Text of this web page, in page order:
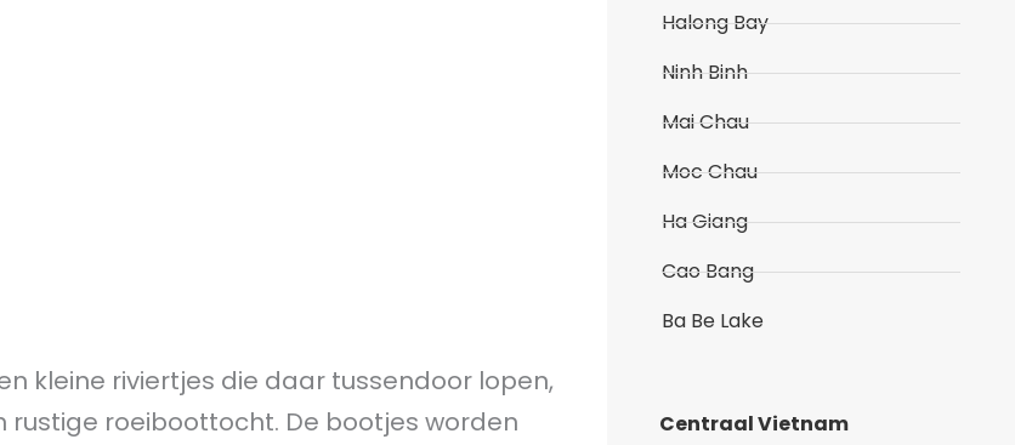
kleine riviertjes die daar tussendoor lopen,
roeiboottocht. De bootjes worden
Halong Bay
Ninh Binh
Mai Chau
Moc Chau
Ha Giang
Cao Bang
Ba Be Lake
Centraal Vietnam